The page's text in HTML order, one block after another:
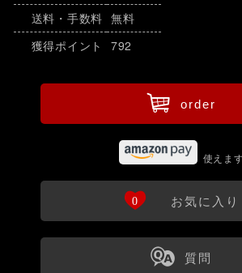
送料・手数料 無料
獲得ポイント
792
ü order
使えま
Ö
0 お気に入り
ß 質問